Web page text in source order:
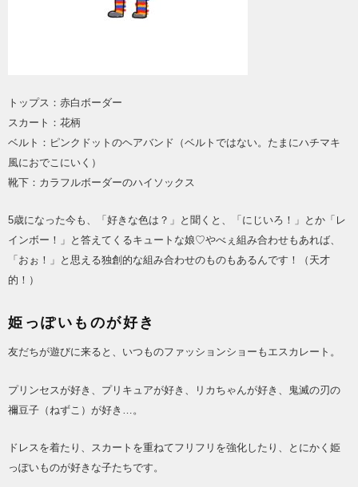
トップス：赤白ボーダー
スカート：花柄
ベルト：ピンクドットのヘアバンド（ベルトではない。たまにハチマキ
風におでこにいく）
靴下：カラフルボーダーのハイソックス
5歳になった今も、「好きな色は？」と聞くと、「にじいろ！」とか「レ
インボー！」と答えてくるキュートな娘♡やべぇ組み合わせもあれば、
「おぉ！」と思える独創的な組み合わせのものもあるんです！
（天才
的！）
姫っぽいものが好き
友だちが遊びに来ると、いつものファッションショーもエスカレート。
プリンセスが好き、プリキュアが好き、リカちゃんが好き、鬼滅の刃の
禰豆子（ねずこ）が好き…。
ドレスを着たり、スカートを重ねてフリフリを強化したり、とにかく姫
っぽいものが好きな子たちです。